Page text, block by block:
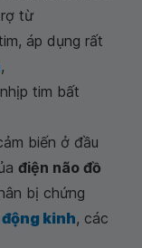
từ
áp dụng rất
,
tim bất
biến ở đầu
điện não đồ
bị chứng
động kinh, các